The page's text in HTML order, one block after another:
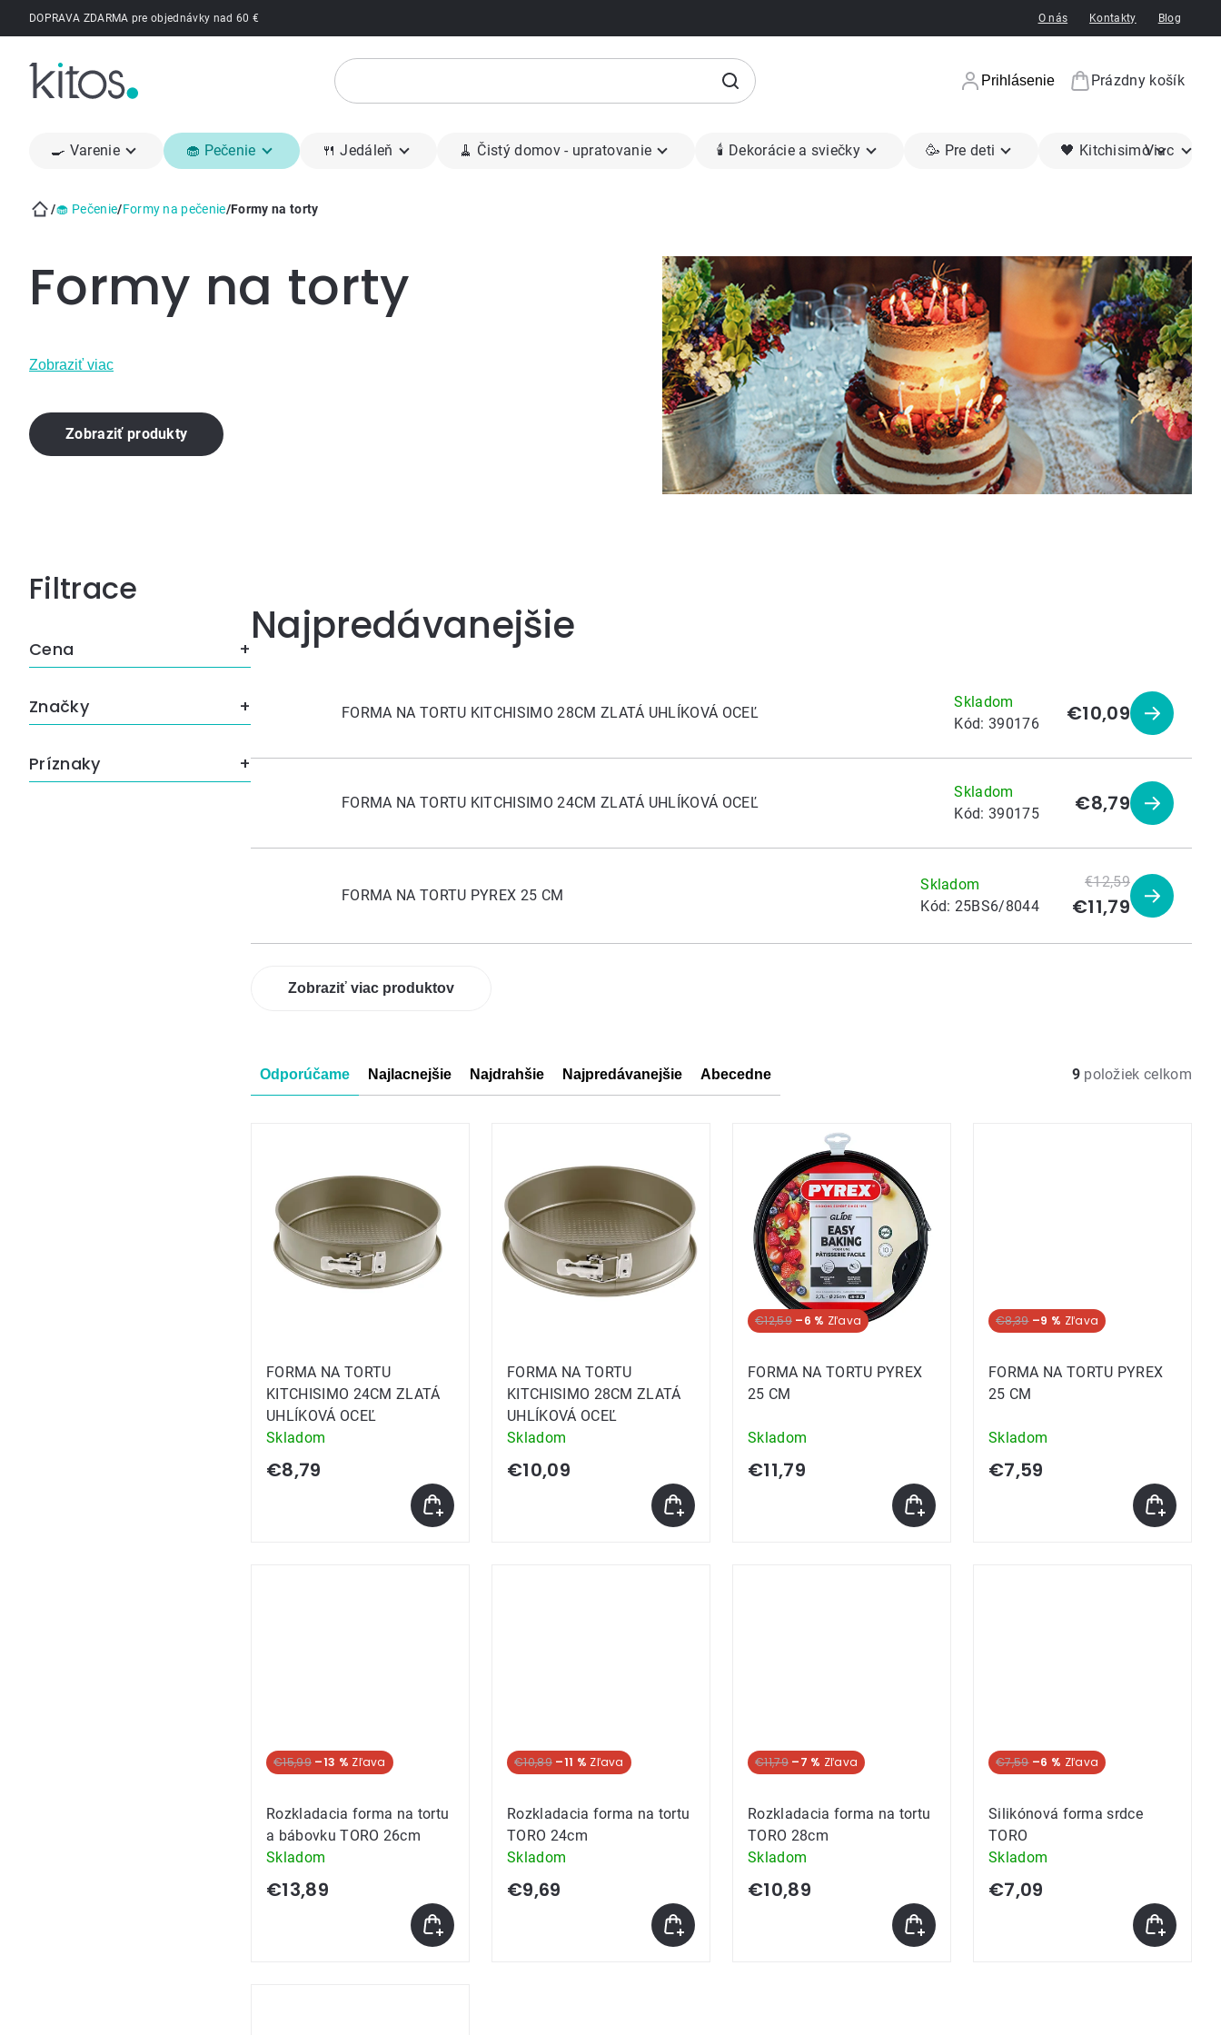
PrejsťDOPRAVA ZDARMA pre objednávky nad 60 € O nás Kontakty Blog
Prihlásenie
Nákupný
Prázdny košík
🍳 Varenie 🧁 Pečenie 🍴 Jedáleň 🧹 Čistý domov - upratovanie 🕯 Dekorácie a sviečky 🥳 Pre deti 🖤 KitchisimoViac
/🧁 Pečenie/Formy na pečenie/Formy na torty
Formy na torty
Zobraziť viac
Zobraziť produkty
Bočný
panel
Cena
Príznaky
Značky
Najpredávanejšie
FORMA NA TORTU KITCHISIMO 28CM ZLATÁ UHLÍKOVÁ OCEĽ
Skladom
Kód:390176 €10,09
Zobraziť
FORMA NA TORTU KITCHISIMO 24CM ZLATÁ UHLÍKOVÁ OCEĽ
Skladom
Kód:390175 €8,79
Zobraziť
FORMA NA TORTU PYREX 25 CM
Skladom
Kód: 25BS6/8044
€12,59
€11,79
Zobraziť
Zobraziť viac produktov
Radenie
Odporúčame Najlacnejšie Najdrahšie Najpredávanejšie Abecedne 9položiek celkom
produktov
FORMA NA TORTU
KITCHISIMO 24CM ZLATÁ
UHLÍKOVÁ OCEĽ
Skladom
€8,79
FORMA NA TORTU
KITCHISIMO 28CM ZLATÁ
UHLÍKOVÁ OCEĽ
Skladom
€10,09
€12,59 –6 %
FORMA NA TORTU PYREX
25 CM
Skladom
€11,79
€8,39 –9 %
FORMA NA TORTU PYREX
25 CM
Skladom
€7,59
€15,99 –13 %
Rozkladacia forma na tortu
a bábovku TORO 26cm
Skladom
€13,89
€10,89 –11 %
Rozkladacia forma na tortu
TORO 24cm
Skladom
€9,69
€11,79 –7 %
Rozkladacia forma na tortu
TORO 28cm
Skladom
€10,89
€7,59 –6 %
Silikónová forma srdce
TORO
Skladom
€7,09